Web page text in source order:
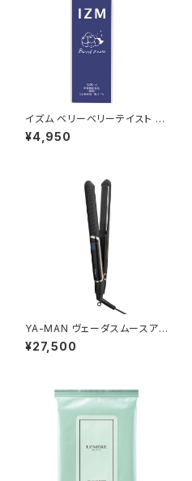
イズム ベリーベリーテイスト 10
00ml
¥4,950
YA-MAN ヴェーダスムースアイ
ロン プラス PSM250B
¥27,500